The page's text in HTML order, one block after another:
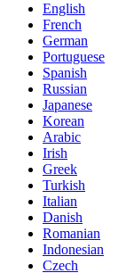
English
French
German
Portuguese
Spanish
Russian
Japanese
Korean
Arabic
Irish
Greek
Turkish
Italian
Danish
Romanian
Indonesian
Czech